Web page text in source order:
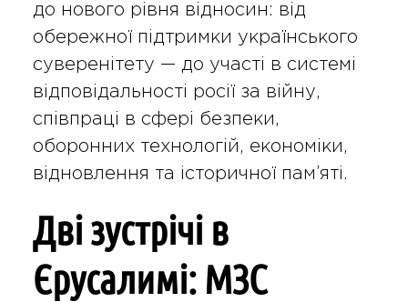
до нового рівня відносин: від
обережної підтримки українського
суверенітету — до участі в системі
відповідальності росії за війну,
співпраці в сфері безпеки,
оборонних технологій, економіки,
відновлення та історичної пам’яті.
Дві зустрічі в
Єрусалимі: МЗС